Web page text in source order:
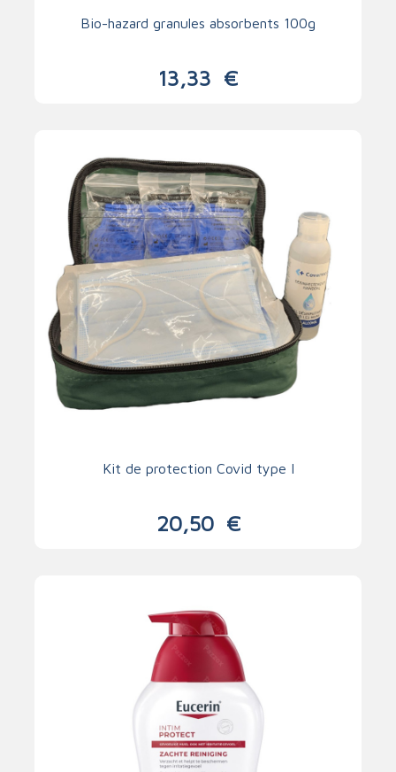
Bio-hazard granules absorbents 100g
13,33 €
Kit de protection Covid type I
20,50 €